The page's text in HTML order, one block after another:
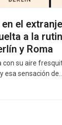
el
a la
y Roma
su aire
esa sensación de…